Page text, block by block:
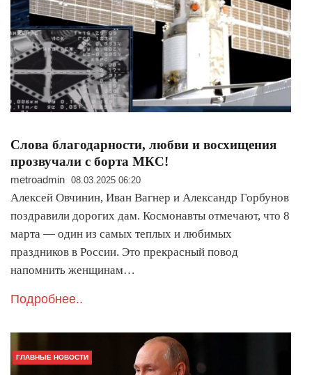
Слова благодарности, любви и восхищения
прозвучали с борта МКС!
metroadmin 08.03.2025 06:20
Алексей Овчинин, Иван Вагнер и Александр Горбунов
поздравили дорогих дам. Космонавты отмечают, что 8
марта — один из самых теплых и любимых
праздников в России. Это прекрасный повод
напомнить женщинам…
Подробнее..
ГЛАВНЫЕ НОВОСТИ